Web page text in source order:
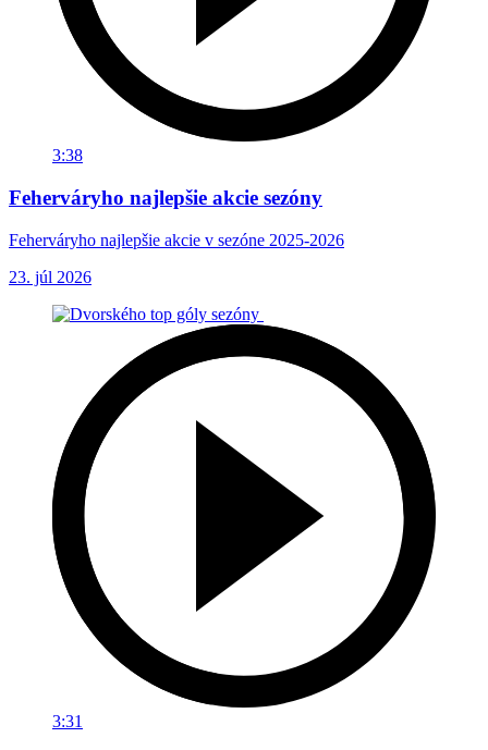
3:38
Feherváryho najlepšie akcie sezóny
Feherváryho najlepšie akcie v sezóne 2025-2026
23. júl 2026
3:31